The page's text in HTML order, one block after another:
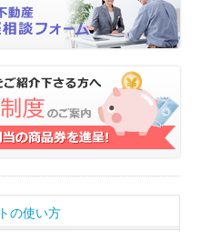
の使い方